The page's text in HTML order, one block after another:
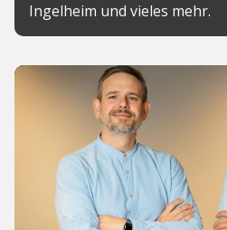
Ingelheim und vieles mehr.